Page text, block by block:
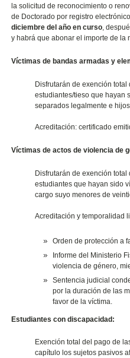
la solicitud de reconocimiento o
de Doctorado por registro
diciembre del año en curso ,
y habrá que abonar el importe de la
Víctimas de bandas armadas y
Disfrutarán de exención
estudiantes/tieso que hayan
separados legalmente e hijos.
Acreditación: certificado
Víctimas de actos de violencia de
Disfrutarán de exención
estudiantes que hayan sido
cargo suyo menores de
Acreditación y temporalidad
Orden de protección a
Informe del Ministerio
violencia de género,
Sentencia judicial
por la duración de las
favor de la víctima.
Estudiantes con discapacidad:
Exención total del pago de
capítulo los sujetos pasivos